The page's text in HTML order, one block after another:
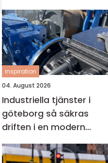
en svår tid
inspiration
04. August 2026
Industriella tjänster i
göteborg så säkras
driften i en modern
industristad